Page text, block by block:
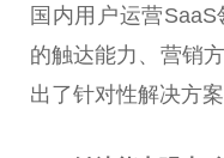
国内用户运营
的触达能力、营销
出了针对性解决方案